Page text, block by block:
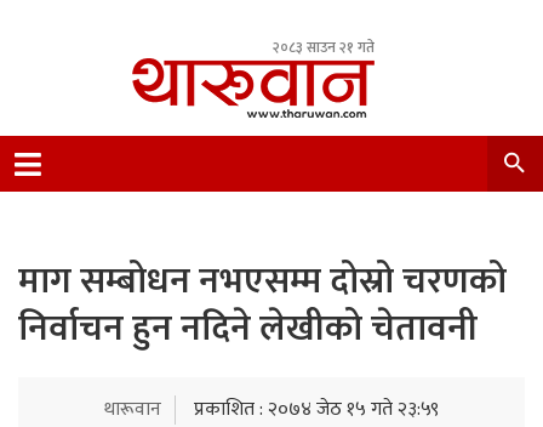
२०८३ साउन २१ गते
Nepal.
माग सम्बोधन नभएसम्म दोस्रो चरणको
निर्वाचन हुन नदिने लेखीको चेतावनी
थारूवान प्रकाशित : २०७४ जेठ १५ गते २३:५९